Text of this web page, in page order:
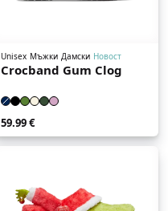
Unisex Мъжки Дамски Новост
Crocband Gum Clog
59.99 €